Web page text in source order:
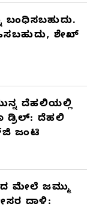
ಬಂಧಿಸಬಹುದು.
ಶೇಖ್
ದೆಹಲಿಯಲ್ಲಿ
ಡ್ರಿಲ್: ದೆಹಲಿ
ಜಂಟಿ
ಮೇಲೆ ಜಮ್ಮು
ದಾಳಿ: